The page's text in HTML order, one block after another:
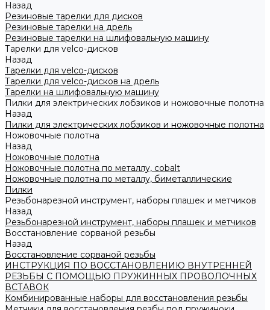
Назад
Резиновые тарелки для дисков
Резиновые тарелки на дрель
Резиновые тарелки на шлифовальную машину
Тарелки для velco-дисков
Назад
Тарелки для velco-дисков
Тарелки для velco-дисков на дрель
Тарелки на шлифовальную машину
Пилки для электрических лобзиков и ножовочные полотна
Назад
Пилки для электрических лобзиков и ножовочные полотна
Ножовочные полотна
Назад
Ножовочные полотна
Ножовочные полотна по металлу, cobalt
Ножовочные полотна по металлу, биметаллические
Пилки
Резьбонарезной инструмент, наборы плашек и метчиков
Назад
Резьбонарезной инструмент, наборы плашек и метчиков
Восстановление сорваной резьбы
Назад
Восстановление сорваной резьбы
ИНСТРУКЦИЯ ПО ВОССТАНОВЛЕНИЮ ВНУТРЕННЕЙ
РЕЗЬБЫ С ПОМОЩЬЮ ПРУЖИННЫХ ПРОВОЛОЧНЫХ
ВСТАВОК
Комбинированные наборы для восстановления резьбы